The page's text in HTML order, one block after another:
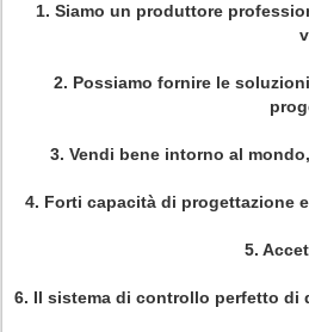
1. Siamo un produttore
2. Possiamo fornire le
3. Vendi bene intorno al
4. Forti capacità di progettazione
5.
6. Il sistema di controllo perfetto di